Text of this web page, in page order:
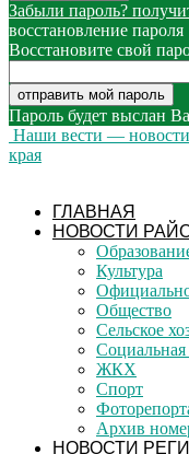
Забыли пароль?
восстановление пароля
Восстановите свой
Пароль будет выслан
Наши вести — новости
края
ГЛАВНАЯ
НОВОСТИ
Культура
Общество
Сельское
ЖКХ
Спорт
Архив
НОВОСТИ